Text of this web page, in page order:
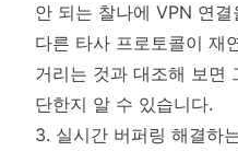
안 되는 찰나에 VPN 연
다른 타사 프로토콜이 재
거리는 것과 대조해 보면
단한지 알 수 있습니다.
3. 실시간 버퍼링 해결하